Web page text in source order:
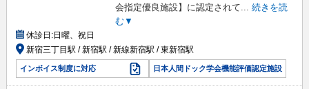
会指定優良施設】に認定されて... 続きを読
む▼
休診日:日曜、祝日
新宿三丁目駅 / 新宿駅 / 新線新宿駅 / 東新宿駅
インボイス制度に対応 日本人間ドック学会機能評価認定施設